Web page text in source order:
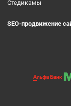
Cтедикамы
SEO-продвижение